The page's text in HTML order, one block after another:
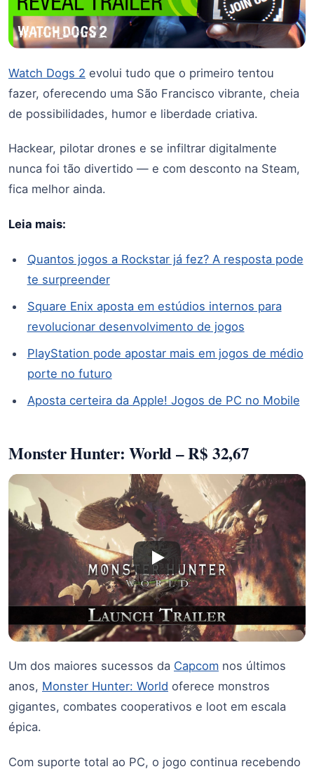
Watch Dogs 2 evolui tudo que o primeiro tentou
fazer, oferecendo uma São Francisco vibrante, cheia
de possibilidades, humor e liberdade criativa.
Hackear, pilotar drones e se infiltrar digitalmente
nunca foi tão divertido — e com desconto na Steam,
fica melhor ainda.
Leia mais:
Quantos jogos a Rockstar já fez? A resposta pode
te surpreender
Square Enix aposta em estúdios internos para
revolucionar desenvolvimento de jogos
PlayStation pode apostar mais em jogos de médio
porte no futuro
Aposta certeira da Apple! Jogos de PC no Mobile
Monster Hunter: World – R$ 32,67
Um dos maiores sucessos da Capcom nos últimos
anos, Monster Hunter: World oferece monstros
gigantes, combates cooperativos e loot em escala
épica.
Com suporte total ao PC, o jogo continua recebendo